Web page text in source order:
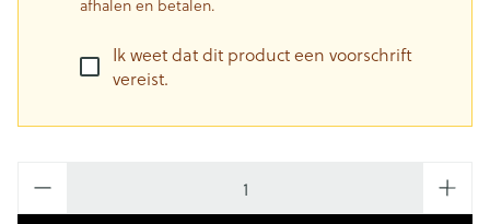
afhalen en betalen.
Ik weet dat dit product een voorschrift
vereist.